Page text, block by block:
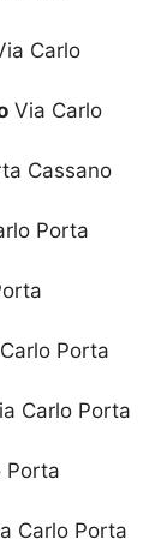
Carlo
Via Carlo
Cassano
Porta
Porta
Carlo Porta
Porta
Carlo Porta